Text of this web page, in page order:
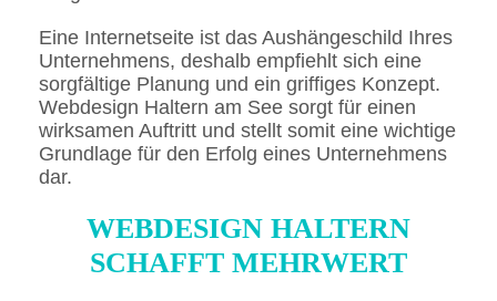
Eine Internetseite ist das Aushängeschild Ihres
Unternehmens, deshalb empfiehlt sich eine
sorgfältige Planung und ein griffiges Konzept.
Webdesign Haltern am See sorgt für einen
wirksamen Auftritt und stellt somit eine wichtige
Grundlage für den Erfolg eines Unternehmens
dar.
WEBDESIGN HALTERN
SCHAFFT MEHRWERT